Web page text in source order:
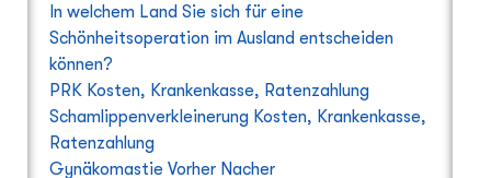
In welchem Land Sie sich für eine
Schönheitsoperation im Ausland entscheiden
können?
PRK Kosten, Krankenkasse, Ratenzahlung
Schamlippenverkleinerung Kosten, Krankenkasse,
Ratenzahlung
Gynäkomastie Vorher Nacher